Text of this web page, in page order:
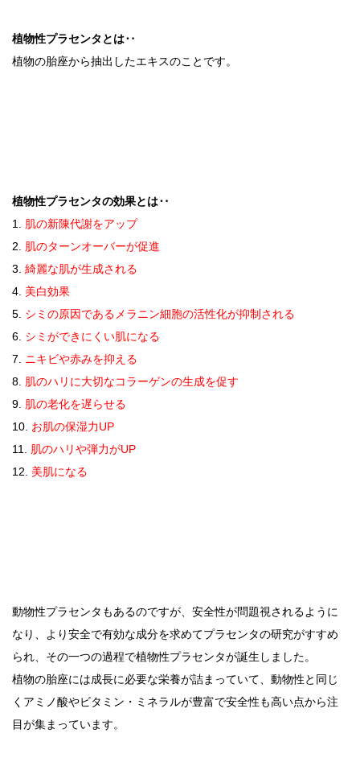
植物性プラセンタとは‥
植物の胎座から抽出したエキスのことです。
植物性プラセンタの効果とは‥
1. 肌の新陳代謝をアップ
2. 肌のターンオーバーが促進
3. 綺麗な肌が生成される
4. 美白効果
5. シミの原因であるメラニン細胞の活性化が抑制される
6. シミができにくい肌になる
7. ニキビや赤みを抑える
8. 肌のハリに大切なコラーゲンの生成を促す
9. 肌の老化を遅らせる
10. お肌の保湿力UP
11. 肌のハリや弾力がUP
12. 美肌になる
動物性プラセンタもあるのですが、安全性が問題視されるように
なり、より安全で有効な成分を求めてプラセンタの研究がすすめ
られ、その一つの過程で植物性プラセンタが誕生しました。
植物の胎座には成長に必要な栄養が詰まっていて、動物性と同じ
くアミノ酸やビタミン・ミネラルが豊富で安全性も高い点から注
目が集まっています。